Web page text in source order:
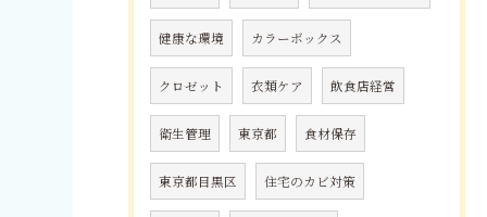
健康な環境 カラーボックス
クロゼット 衣類ケア 飲食店経営
衛生管理 東京都 食材保存
東京都目黒区 住宅のカビ対策